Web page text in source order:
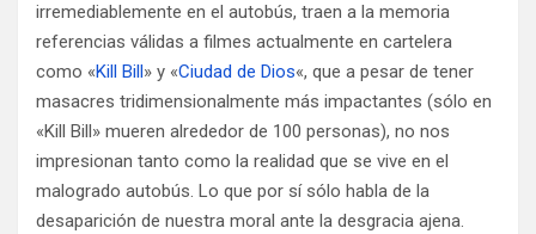
irremediablemente en el autobús, traen a la memoria
referencias válidas a filmes actualmente en cartelera
como «Kill Bill» y «Ciudad de Dios«, que a pesar de tener
masacres tridimensionalmente más impactantes (sólo en
«Kill Bill» mueren alrededor de 100 personas), no nos
impresionan tanto como la realidad que se vive en el
malogrado autobús. Lo que por sí sólo habla de la
desaparición de nuestra moral ante la desgracia ajena.